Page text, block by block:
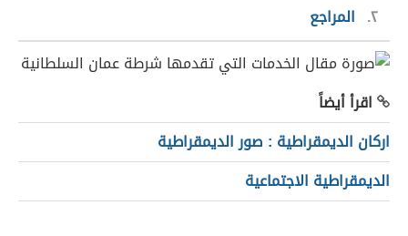
٢ المراجع
اقرأ أيضاً
اركان الديمقراطية : صور الديمقراطية
الديمقراطية الاجتماعية